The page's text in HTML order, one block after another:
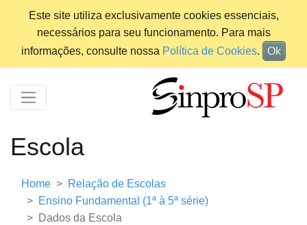
Este site utiliza exclusivamente cookies essenciais,
necessários para seu funcionamento. Para mais
informações, consulte nossa Política de Cookies. Ok
Escola
Home
Relação de Escolas
Ensino Fundamental (1ª à 5ª série)
Dados da Escola